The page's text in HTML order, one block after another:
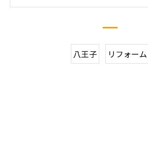
八王子 リフォーム